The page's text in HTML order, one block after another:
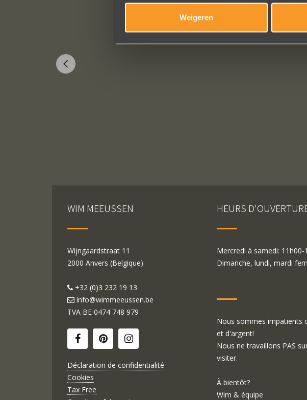
Weigeren
WIM MEEUSSEN
Wijngaardstraat 11
2000 Anvers (Belgique)
+32 (0)3 232 19 13
info@wimmeeussen.be
TVA BE 0474 748 979
Déclaration de confidentialité
Cookies
Tax Free
HEURS
Mercredi à samedi: 11h00-
Dimanche, lundi, mardi
Nous sommes impatients
et d'argent!
Nous ne travaillons PAS
visiter.
À bientôt?
Wim & équipe